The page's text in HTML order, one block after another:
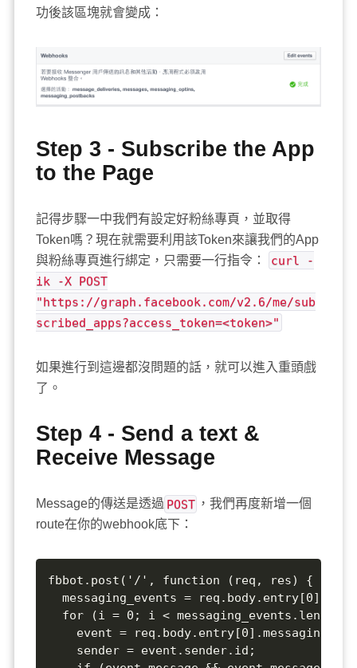
功後該區塊就會變成：
Step 3 - Subscribe the App
to the Page
記得步驟一中我們有設定好粉絲專頁，並取得
Token嗎？現在就需要利用該Token來讓我們的App
與粉絲專頁進行綁定，只需要一行指令：
curl -
ik -X POST
"https://graph.facebook.com/v2.6/me/sub
scribed_apps?access_token=<token>"
如果進行到這邊都沒問題的話，就可以進入重頭戲
了。
Step 4 - Send a text &
Receive Message
Message的傳送是透過 POST ，我們再度新增一個
route在你的webhook底下：
fbbot.post('/', function (req, res) {
messaging_events =
for (i = 0; i < messaging_events.length;
    event = req.body.entry[0].messaging[i];
    sender = event.sender.id;